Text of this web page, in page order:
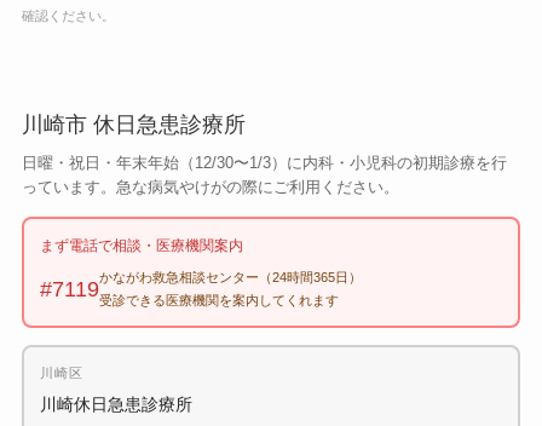
確認ください。
川崎市 休日急患診療所
日曜・祝日・年末年始（12/30〜1/3）に内科・小児科の初期診療を行
っています。急な病気やけがの際にご利用ください。
まず電話で相談・医療機関案内
#7119かながわ救急相談センター（24時間365日）
受診できる医療機関を案内してくれます
川崎区
川崎休日急患診療所